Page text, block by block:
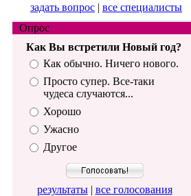
задать вопрос | все специалисты
Опрос
Как Вы встретили Новый год?
Как обычно. Ничего нового.
Просто супер. Все-таки
чудеса случаются...
Хорошо
Ужасно
Другое
результаты| все голосования